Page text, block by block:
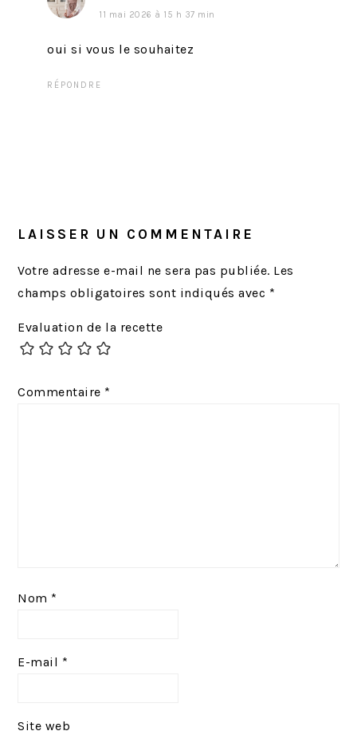
11 mai 2026 à 15 h 37 min
oui si vous le souhaitez
RÉPONDRE
LAISSER UN COMMENTAIRE
Votre adresse e-mail ne sera pas publiée. Les
champs obligatoires sont indiqués avec *
Evaluation de la recette
Commentaire *
Nom *
E-mail *
Site web